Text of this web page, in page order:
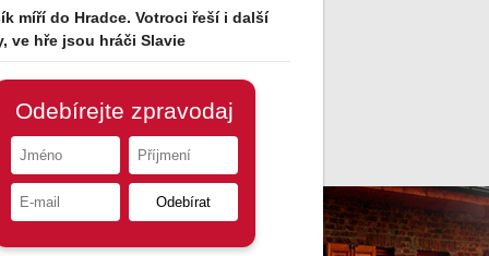
míří do Hradce. Votroci řeší i další
ve hře jsou hráči Slavie